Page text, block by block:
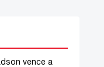
vence a